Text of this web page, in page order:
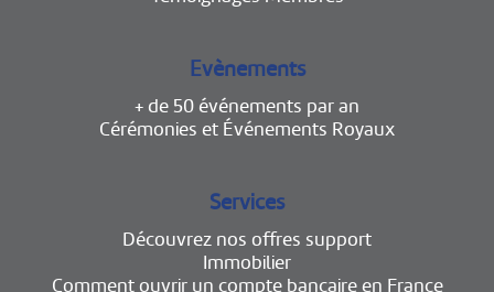
Evènements
+ de 50 événements par an
Cérémonies et Événements Royaux
Services
Découvrez nos offres support
Immobilier
Comment ouvrir un compte bancaire en France